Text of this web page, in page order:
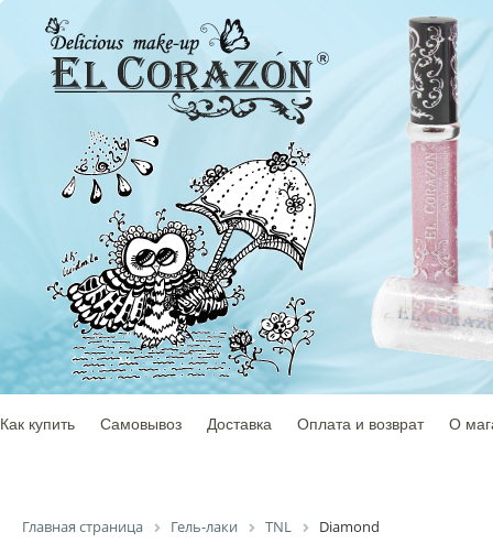
Как купить Самовывоз Доставка Оплата и возврат О
Главная страница Гель-лаки TNL Diamond